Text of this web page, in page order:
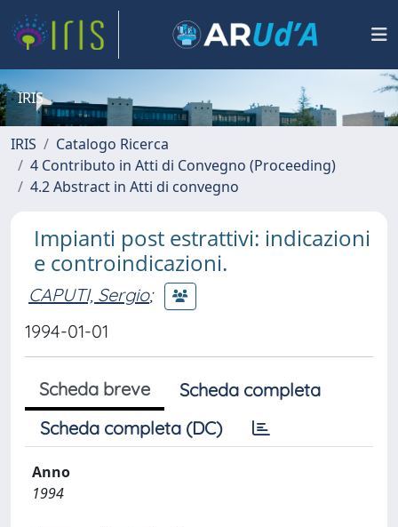
IRIS
IRIS
Catalogo Ricerca
4 Contributo in Atti di Convegno (Proceeding)
4.2 Abstract in Atti di convegno
Impianti post estrattivi: indicazioni
e controindicazioni.
CAPUTI, Sergio;
1994-01-01
Scheda breve
Scheda completa
Scheda completa (DC)
Anno
1994